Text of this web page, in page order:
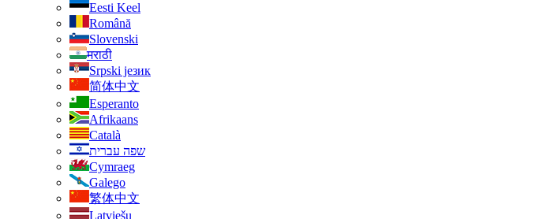
Eesti Keel
Română
Slovenski
मराठी
Srpski језик
简体中文
Esperanto
Afrikaans
Català
שפה עברית
Cymraeg
Galego
繁体中文
Latviešu